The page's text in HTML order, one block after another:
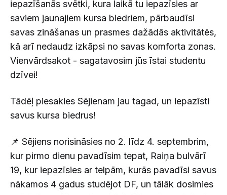
iepazīšanās svētki, kura laikā tu iepazīsies ar
saviem jaunajiem kursa biedriem, pārbaudīsi
savas zināšanas un prasmes dažādās aktivitātēs,
kā arī nedaudz izkāpsi no savas komforta zonas.
Vienvārdsakot - sagatavosim jūs īstai studentu
dzīvei!
Tādēļ piesakies Sējienam jau tagad, un iepazīsti
savus kursa biedrus!
📌 Sējiens norisināsies no 2. līdz 4. septembrim,
kur pirmo dienu pavadīsim tepat, Raiņa bulvārī
19, kur iepazīsies ar telpām, kurās pavadīsi savus
nākamos 4 gadus studējot DF, un tālāk dosimies